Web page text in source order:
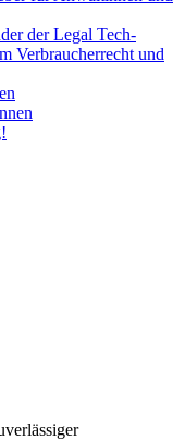
der Legal Tech-
Verbraucherrecht und